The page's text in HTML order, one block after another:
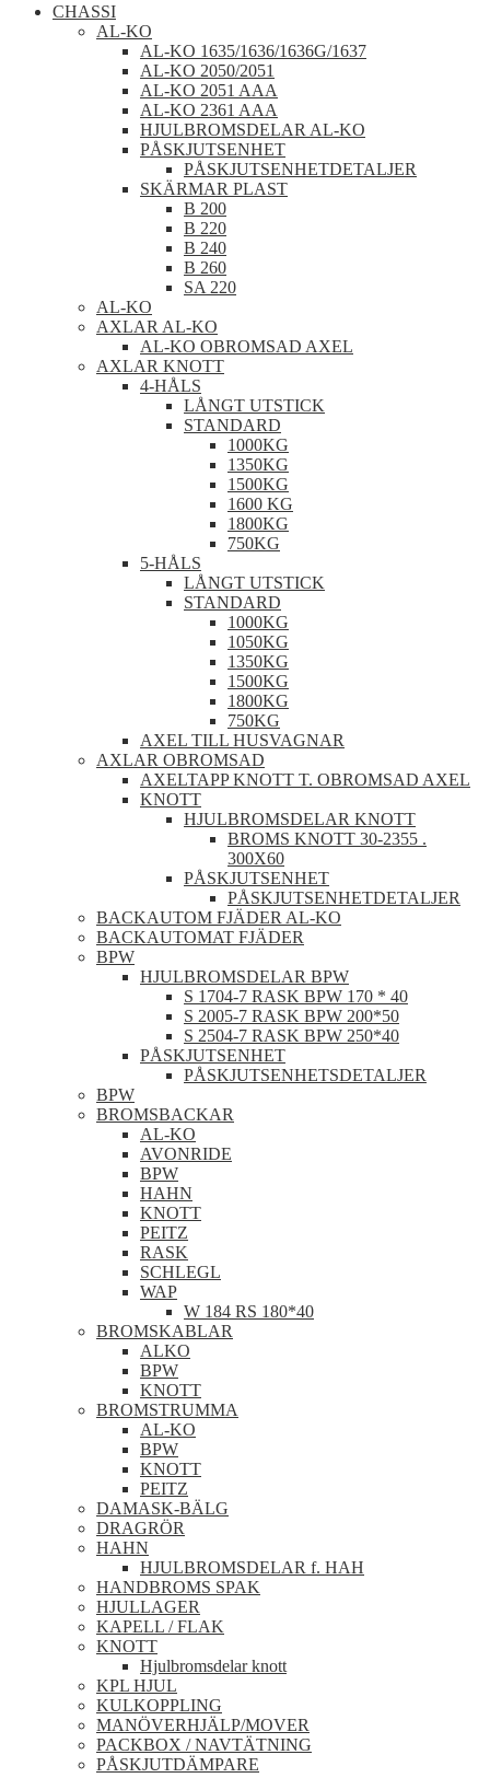
CHASSI
AL-KO
AL-KO 1635/1636/1636G/1637
AL-KO 2050/2051
AL-KO 2051 AAA
AL-KO 2361 AAA
HJULBROMSDELAR AL-KO
PÅSKJUTSENHET
PÅSKJUTSENHETDETALJER
SKÄRMAR PLAST
B 200
B 220
B 240
B 260
SA 220
AL-KO
AXLAR AL-KO
AL-KO OBROMSAD AXEL
AXLAR KNOTT
4-HÅLS
LÅNGT UTSTICK
STANDARD
1000KG
1350KG
1500KG
1600 KG
1800KG
750KG
5-HÅLS
LÅNGT UTSTICK
STANDARD
1000KG
1050KG
1350KG
1500KG
1800KG
750KG
AXEL TILL HUSVAGNAR
AXLAR OBROMSAD
AXELTAPP KNOTT T. OBROMSAD AXEL
KNOTT
HJULBROMSDELAR KNOTT
BROMS KNOTT 30-2355 .
300X60
PÅSKJUTSENHET
PÅSKJUTSENHETDETALJER
BACKAUTOM FJÄDER AL-KO
BACKAUTOMAT FJÄDER
BPW
HJULBROMSDELAR BPW
S 1704-7 RASK BPW 170 * 40
S 2005-7 RASK BPW 200*50
S 2504-7 RASK BPW 250*40
PÅSKJUTSENHET
PÅSKJUTSENHETSDETALJER
BPW
BROMSBACKAR
AL-KO
AVONRIDE
BPW
HAHN
KNOTT
PEITZ
RASK
SCHLEGL
WAP
W 184 RS 180*40
BROMSKABLAR
ALKO
BPW
KNOTT
BROMSTRUMMA
AL-KO
BPW
KNOTT
PEITZ
DAMASK-BÄLG
DRAGRÖR
HAHN
HJULBROMSDELAR f. HAH
HANDBROMS SPAK
HJULLAGER
KAPELL / FLAK
KNOTT
Hjulbromsdelar knott
KPL HJUL
KULKOPPLING
MANÖVERHJÄLP/MOVER
PACKBOX / NAVTÄTNING
PÅSKJUTDÄMPARE